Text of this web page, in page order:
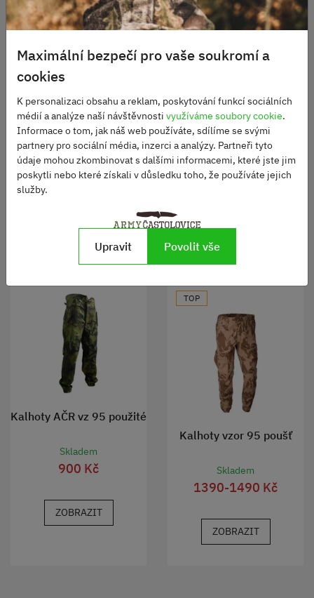
Kalhoty BDU Ripstop
Skladem
950 Kč
Pracovní kalhoty AČR
Skladem
480 Kč
Kalhoty AČR vz 95 použité
Skladem
900 Kč
ZOBRAZIT
TOP
Kalhoty vzor 95 poušť
Skladem
1390-1490 Kč
ZOBRAZIT
Maximální bezpečí pro vaše soukromí a
cookies
K personalizaci obsahu a reklam, poskytování funkcí sociálních
médií a analýze naší návštěvnosti využíváme soubory cookie.
Informace o tom, jak náš web používáte, sdílíme se svými
partnery pro sociální média, inzerci a analýzy. Partneři tyto
údaje mohou zkombinovat s dalšími informacemi, které jste jim
poskytli nebo které získali v důsledku toho, že používáte jejich
služby.
Upravit Povolit vše